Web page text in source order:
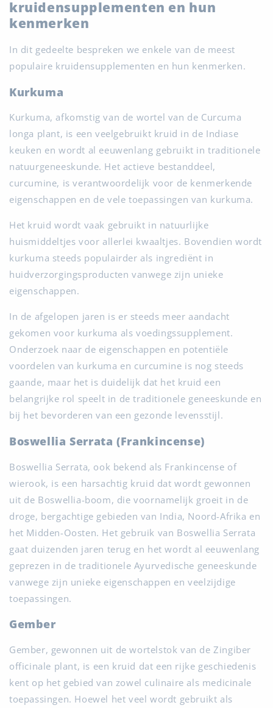
kruidensupplementen en hun
kenmerken
In dit gedeelte bespreken we enkele van de meest
populaire kruidensupplementen en hun kenmerken.
Kurkuma
Kurkuma, afkomstig van de wortel van de Curcuma
longa plant, is een veelgebruikt kruid in de Indiase
keuken en wordt al eeuwenlang gebruikt in traditionele
natuurgeneeskunde. Het actieve bestanddeel,
curcumine, is verantwoordelijk voor de kenmerkende
eigenschappen en de vele toepassingen van kurkuma.
Het kruid wordt vaak gebruikt in natuurlijke
huismiddeltjes voor allerlei kwaaltjes. Bovendien wordt
kurkuma steeds populairder als ingrediënt in
huidverzorgingsproducten vanwege zijn unieke
eigenschappen.
In de afgelopen jaren is er steeds meer aandacht
gekomen voor kurkuma als voedingssupplement.
Onderzoek naar de eigenschappen en potentiële
voordelen van kurkuma en curcumine is nog steeds
gaande, maar het is duidelijk dat het kruid een
belangrijke rol speelt in de traditionele geneeskunde en
bij het bevorderen van een gezonde levensstijl.
Boswellia Serrata (Frankincense)
Boswellia Serrata, ook bekend als Frankincense of
wierook, is een harsachtig kruid dat wordt gewonnen
uit de Boswellia-boom, die voornamelijk groeit in de
droge, bergachtige gebieden van India, Noord-Afrika en
het Midden-Oosten. Het gebruik van Boswellia Serrata
gaat duizenden jaren terug en het wordt al eeuwenlang
geprezen in de traditionele Ayurvedische geneeskunde
vanwege zijn unieke eigenschappen en veelzijdige
toepassingen.
Gember
Gember, gewonnen uit de wortelstok van de Zingiber
officinale plant, is een kruid dat een rijke geschiedenis
kent op het gebied van zowel culinaire als medicinale
toepassingen. Hoewel het veel wordt gebruikt als